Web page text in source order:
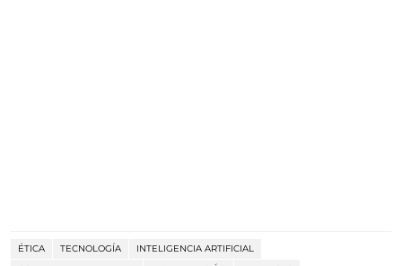
ÉTICA TECNOLOGÍA
INTELIGENCIA ARTIFICIAL